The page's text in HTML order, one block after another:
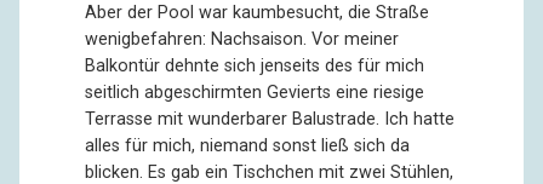
Aber der Pool war kaumbesucht, die Straße
wenigbefahren: Nachsaison. Vor meiner
Balkontür dehnte sich jenseits des für mich
seitlich abgeschirmten Gevierts eine riesige
Terrasse mit wunderbarer Balustrade. Ich hatte
alles für mich, niemand sonst ließ sich da
blicken. Es gab ein Tischchen mit zwei Stühlen,